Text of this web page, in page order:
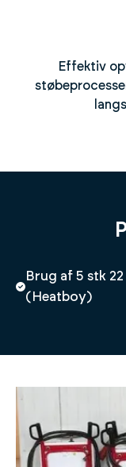
Effektiv
Brug af 5 stk
(Heatboy)